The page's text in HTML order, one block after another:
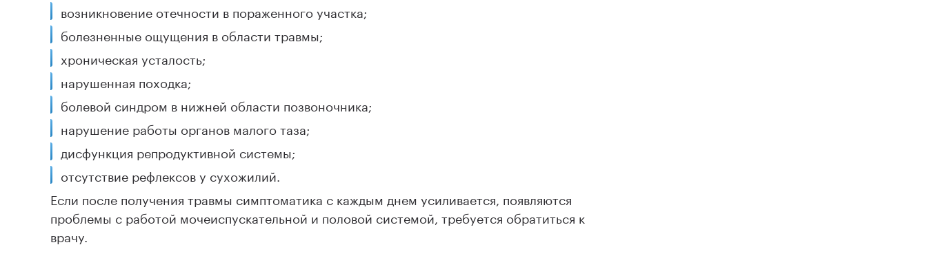
возникновение отечности в пораженного участка;
болезненные ощущения в области травмы;
хроническая усталость;
нарушенная походка;
болевой синдром в нижней области позвоночника;
нарушение работы органов малого таза;
дисфункция репродуктивной системы;
отсутствие рефлексов у сухожилий.
Если после получения травмы симптоматика с каждым днем усиливается, появляются
проблемы с работой мочеиспускательной и половой системой, требуется обратиться к
врачу.